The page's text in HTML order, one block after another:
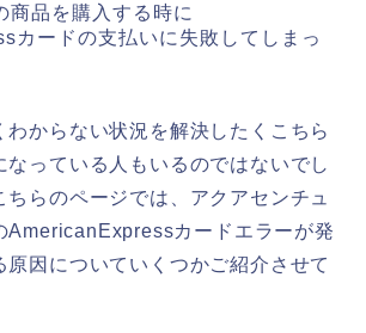
商品を購入する時に
カードの支払いに失敗してしまっ
わからない状況を解決したくこちら
なっている人もいるのではないでし
ちらのページでは、アクアセンチュ
AmericanExpressカードエラーが発
原因についていくつかご紹介させて